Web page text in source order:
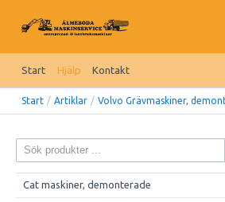
Start Hjälp Kontakt
Start / Artiklar / Volvo Grävmaskiner,
Cat maskiner, demonterade